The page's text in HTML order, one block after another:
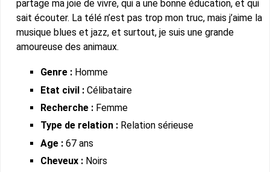
partage ma joie de vivre, qui a une bonne éducation, et qui
sait écouter. La télé n’est pas trop mon truc, mais j’aime la
musique blues et jazz, et surtout, je suis une grande
amoureuse des animaux.
Genre : Homme
Etat civil : Célibataire
Recherche : Femme
Type de relation : Relation sérieuse
Age : 67 ans
Cheveux : Noirs